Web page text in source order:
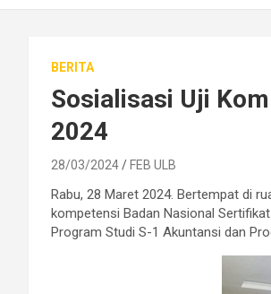
BERITA
Sosialisasi Uji
2024
28/03/2024 FEB ULB
Rabu, 28 Maret 2024. Bertempat di
kompetensi Badan Nasional
Program Studi S-1 Akuntansi dan